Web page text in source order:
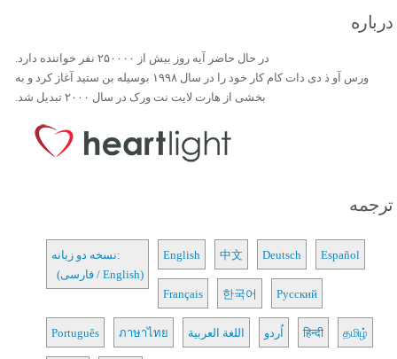
درباره
در حال حاضر آیه روز بیش از ۲۵۰۰۰۰ نفر خواننده دارد.
ورس آو ذ دی دات کام کار خود را در سال ۱۹۹۸ بوسیله بن ستید آغاز کرد و به
بخشی از هارت لایت نت ورک در سال ۲۰۰۰ تبدیل شد.
ترجمه
نسخه دو زبانه:
(فارسی / English)
English 中文 Deutsch Español
Français 한국어 Русский
Português ภาษาไทย اللغة العربية اُردو हिन्दी தமிழ்